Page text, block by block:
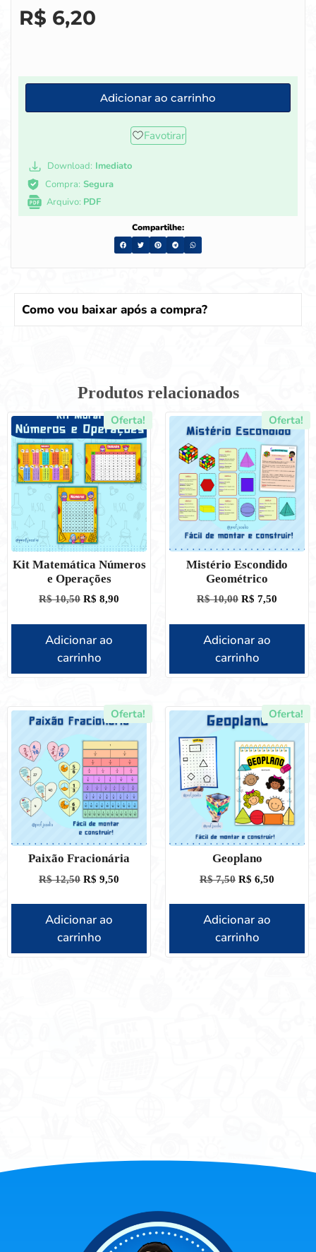
R$ 6,20
Adicionar ao carrinho
Favotirar
Download: Imediato
Compra: Segura
Arquivo: PDF
Compartilhe:
Como vou baixar após a compra?
Produtos relacionados
Oferta!
Kit Matemática Números
e Operações
R$10,50 R$ 8,90
Adicionar ao
carrinho
Oferta!
Mistério Escondido
Geométrico
R$10,00 R$ 7,50
Adicionar ao
carrinho
Oferta!
Paixão Fracionária
R$12,50 R$ 9,50
Adicionar ao
carrinho
Oferta!
Geoplano
R$7,50 R$ 6,50
Adicionar ao
carrinho